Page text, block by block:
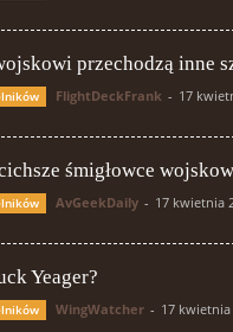
przechodzą inne
FlightDeckFrank - 17
śmigłowce
AvGeekDaily - 17 kwietnia
Yeager?
WingWatcher - 17 kwietnia